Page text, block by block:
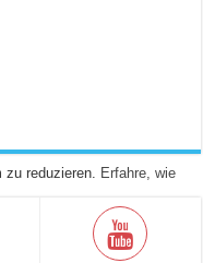
reduzieren. Erfahre, wie